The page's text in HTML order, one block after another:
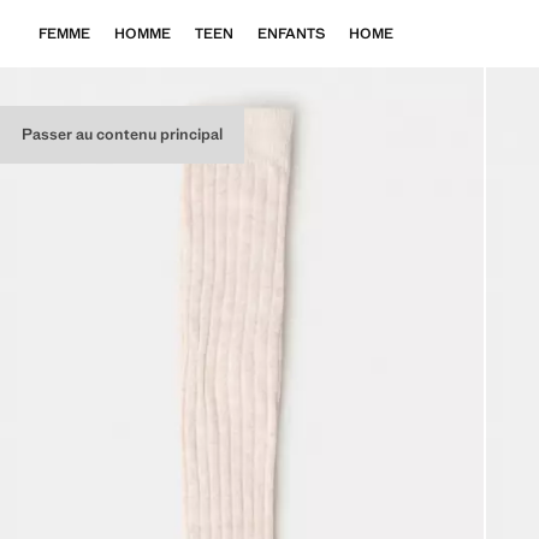
Passer au contenu principal
FEMME HOMME TEEN ENFANTS HOME